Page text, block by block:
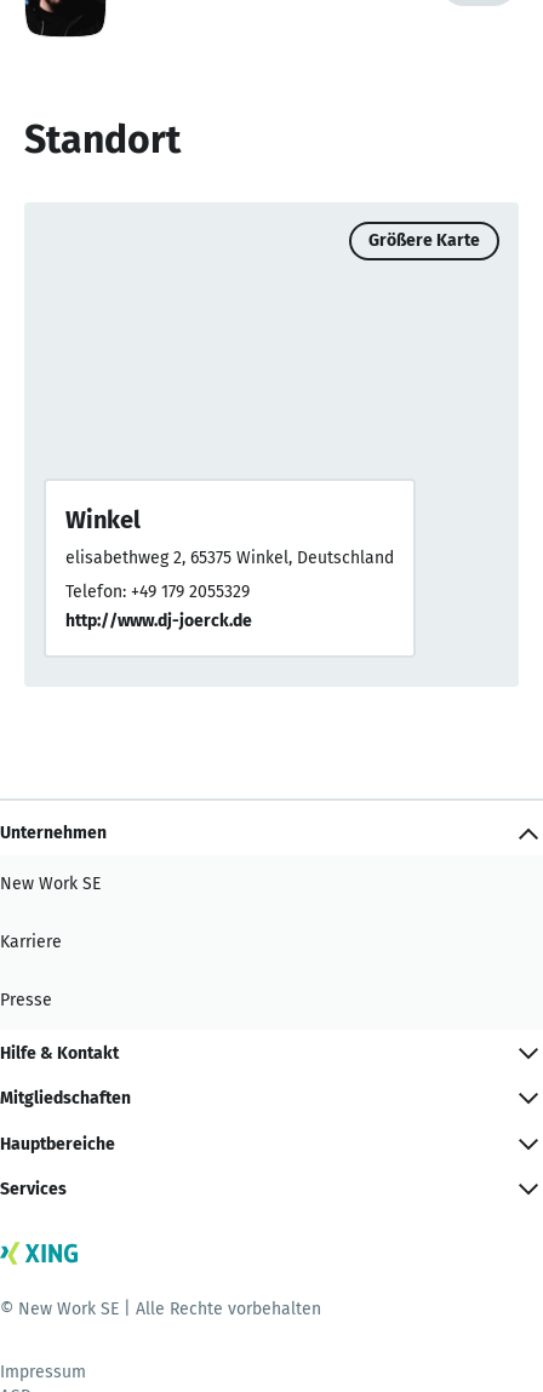
Standort
Größere Karte
Winkel
elisabethweg 2, 65375 Winkel, Deutschland
Telefon: +49 179 2055329
http://www.dj-joerck.de
Unternehmen
New Work SE
Karriere
Presse
Hilfe & Kontakt
Mitgliedschaften
Hauptbereiche
Services
© New Work SE | Alle Rechte vorbehalten
Impressum